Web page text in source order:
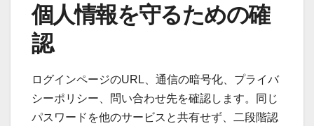
個人情報を守るための確
認
ログインページのURL、通信の暗号化、プライバ
シーポリシー、問い合わせ先を確認します。同じ
パスワードを他のサービスと共有せず、二段階認